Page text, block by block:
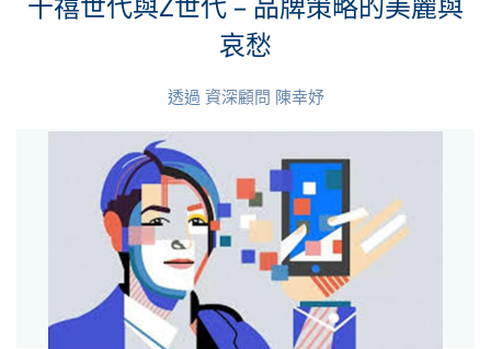
哀愁
透過 資深顧問 陳幸妤